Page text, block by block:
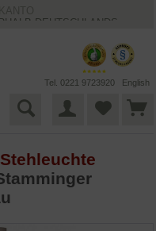
DEUTSCHLANDS
Tel. 0221 9723920 English